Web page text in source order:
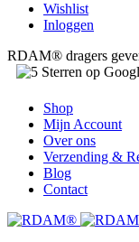
Wishlist
Inloggen
RDAM® dragers
Shop
Mijn Account
Over ons
Verzending &
Blog
Contact